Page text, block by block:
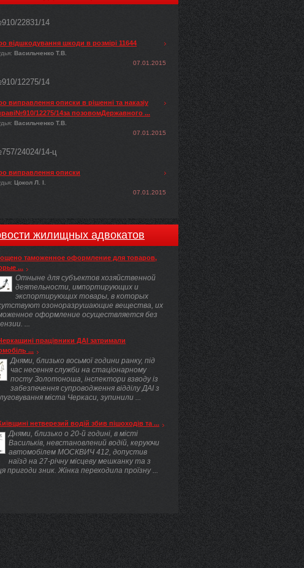
№910/22831/14
відшкодування шкоди в розмірі 11644
Васильченко Т.В.
07.01.2015
№910/12275/14
виправлення описки в рішенні та наказіу
12275/14за позовомДержавного ...
Васильченко Т.В.
07.01.2015
№757/24024/14-ц
виправлення описки
Цокол Л. І.
07.01.2015
жилищных адвокатов
таможенное оформление для товаров,
...
Отныне для субъектов хозяйственной
деятельности, импортирующих и
экспортирующих товары, в которых
озоноразрушающие вещества, их
оформление осуществляется без
...
працівники ДАІ затримали
...
Днями, близько восьмої години ранку, під
час несення служби на стаціонарному
посту Золотоноша, інспектори взводу із
забезпечення супроводження відділу ДАІ з
міста Черкаси, зупинили ...
нетверезий водій збив пішоходів та ...
Днями, близько о 20-й годині, в місті
Васильків, невстановлений водій, керуючи
автомобілем МОСКВИЧ 412, допустив
наїзд на 27-річну місцеву мешканку та з
пригоди зник. Жінка переходила проїзну ...